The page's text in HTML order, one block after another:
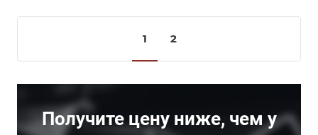
1 2
Получите цену ниже, чем у